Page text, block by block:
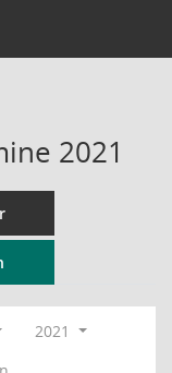
2021
2021